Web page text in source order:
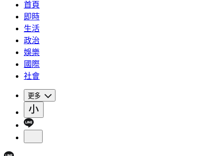
首頁
即時
生活
政治
娛樂
國際
社會
更多